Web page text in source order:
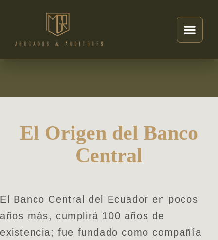
El Origen del Banco
Central
El Banco Central del Ecuador en pocos
años más, cumplirá 100 años de
existencia; fue fundado como compañía